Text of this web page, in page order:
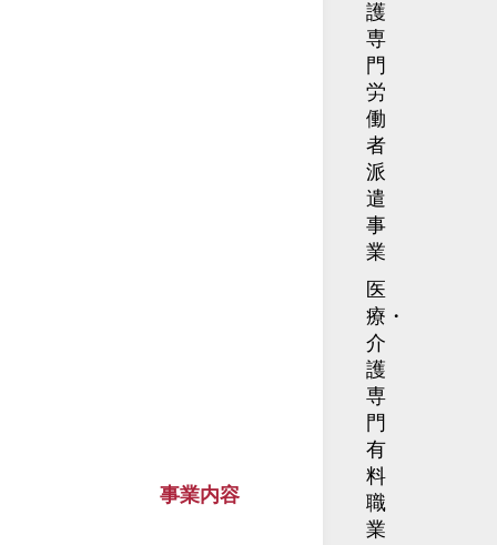
事業内容
護
専
門
労
働
者
派
遣
事
業
医
療・
介
護
専
門
有
料
職
業